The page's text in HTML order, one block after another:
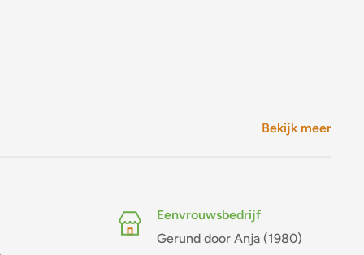
Bekijk meer
Eenvrouwsbedrijf
Gerund door Anja (1980)